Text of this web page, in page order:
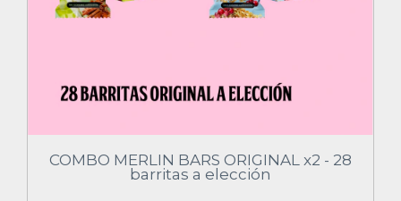
COMBO MERLIN BARS ORIGINAL x2 - 28
barritas a elección